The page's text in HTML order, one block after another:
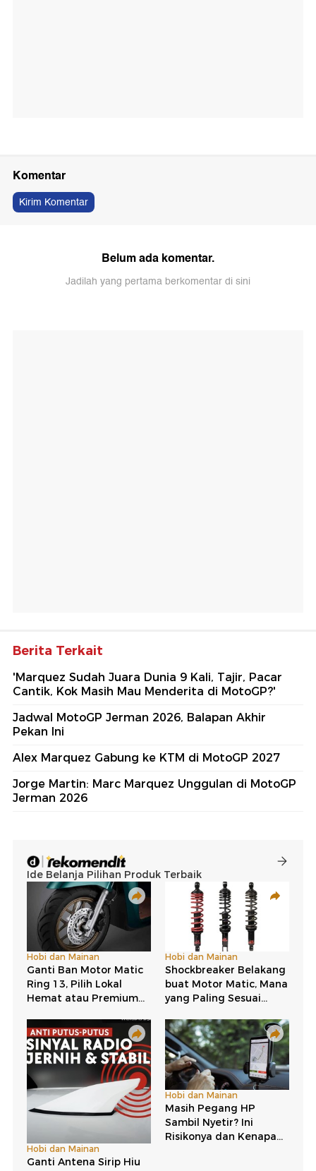
Komentar
Kirim Komentar
Belum ada komentar.
Jadilah yang pertama berkomentar di sini
Berita Terkait
'Marquez Sudah Juara Dunia 9 Kali, Tajir, Pacar
Cantik, Kok Masih Mau Menderita di MotoGP?'
Jadwal MotoGP Jerman 2026, Balapan Akhir
Pekan Ini
Alex Marquez Gabung ke KTM di MotoGP 2027
Jorge Martin: Marc Marquez Unggulan di MotoGP
Jerman 2026